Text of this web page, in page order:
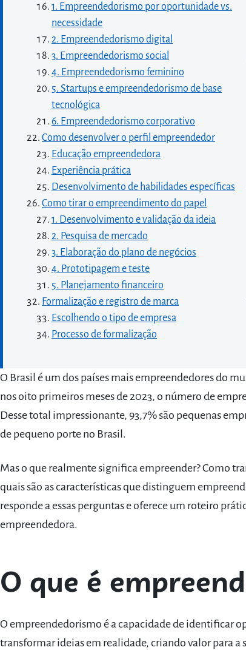
1. Empreendedorismo por oportunidade vs.
necessidade
2. Empreendedorismo digital
3. Empreendedorismo social
4. Empreendedorismo feminino
5. Startups e empreendedorismo de base
tecnológica
6. Empreendedorismo corporativo
Como desenvolver o perfil empreendedor
Educação empreendedora
Experiência prática
Desenvolvimento de habilidades específicas
Como tirar o empreendimento do papel
1. Desenvolvimento e validação da ideia
2. Pesquisa de mercado
3. Elaboração do plano de negócios
4. Prototipagem e teste
5. Planejamento financeiro
Formalização e registro de marca
Escolhendo o tipo de empresa
Processo de formalização
O Brasil é um dos países mais empreendedores do
nos oito primeiros meses de 2023, o número de
Desse total impressionante, 93,7% são pequenas
de pequeno porte no Brasil.
Mas o que realmente significa empreender? Como
quais são as características que distinguem
responde a essas perguntas e oferece um roteiro
empreendedora.
O que é
O empreendedorismo é a capacidade de identificar
transformar ideias em realidade, criando valor para